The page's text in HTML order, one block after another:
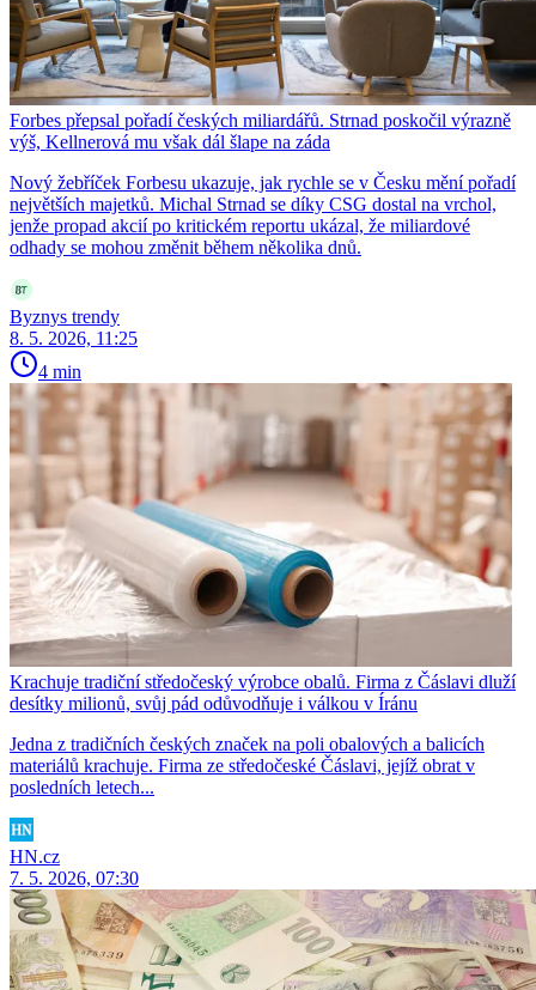
Forbes přepsal pořadí českých miliardářů. Strnad poskočil výrazně
výš, Kellnerová mu však dál šlape na záda
Nový žebříček Forbesu ukazuje, jak rychle se v Česku mění pořadí
největších majetků. Michal Strnad se díky CSG dostal na vrchol,
jenže propad akcií po kritickém reportu ukázal, že miliardové
odhady se mohou změnit během několika dnů.
Byznys trendy
8. 5. 2026, 11:25
4 min
Krachuje tradiční středočeský výrobce obalů. Firma z Čáslavi dluží
desítky milionů, svůj pád odůvodňuje i válkou v Íránu
Jedna z tradičních českých značek na poli obalových a balicích
materiálů krachuje. Firma ze středočeské Čáslavi, jejíž obrat v
posledních letech...
HN.cz
7. 5. 2026, 07:30